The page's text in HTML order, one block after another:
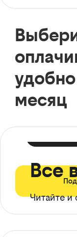
месяц
Все
Читайте и